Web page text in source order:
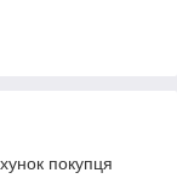
покупця